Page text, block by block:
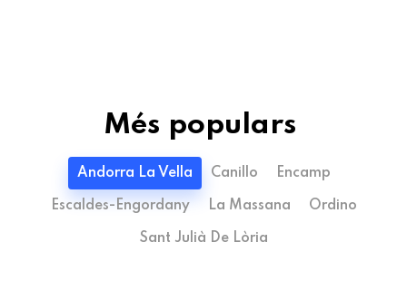
Més populars
Andorra La Vella Canillo Encamp
Escaldes-Engordany La Massana Ordino
Sant Julià De Lòria